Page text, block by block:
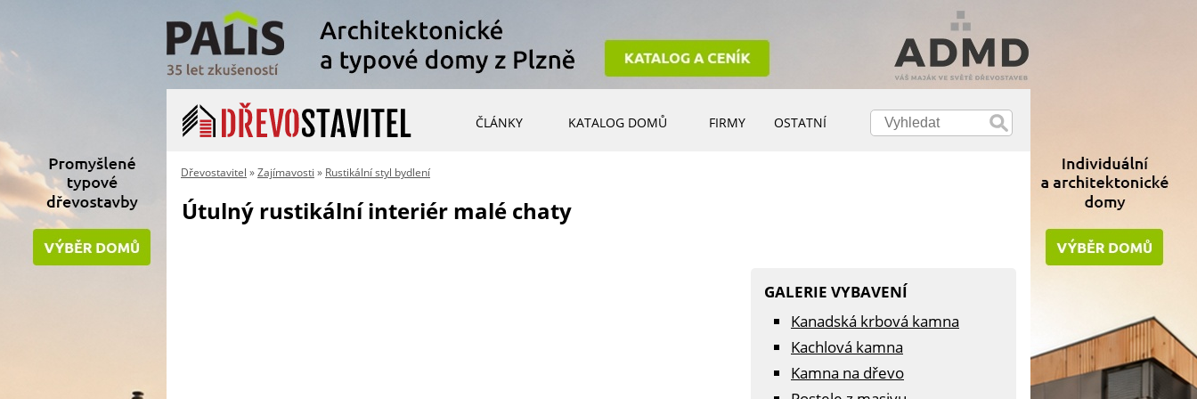
ČLÁNKY KATALOG DOMŮ FIRMY OSTATNÍ
Dřevostavitel »Zajímavosti » Rustikální styl bydlení
Útulný rustikální interiér malé chaty
GALERIE VYBAVENÍ
Kanadská krbová kamna
Kachlová kamna
Kamna na dřevo